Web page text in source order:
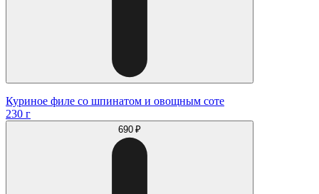
Куриное филе со шпинатом и овощным соте
230 г
690 ₽